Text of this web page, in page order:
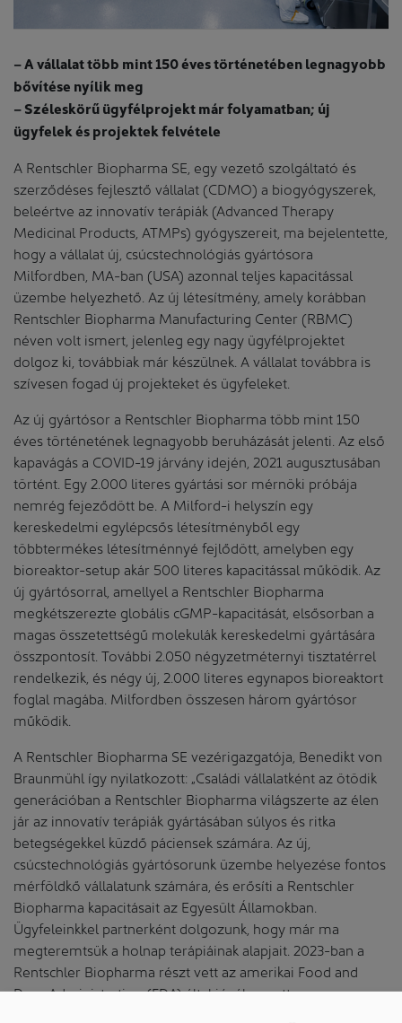
– A vállalat több mint 150 éves történetében legnagyobb
bővítése nyílik meg
– Széleskörű ügyfélprojekt már folyamatban; új
ügyfelek és projektek felvétele
A Rentschler Biopharma SE, egy vezető szolgáltató és
szerződéses fejlesztő vállalat (CDMO) a biogyógyszerek,
beleértve az innovatív terápiák (Advanced Therapy
Medicinal Products, ATMPs) gyógyszereit, ma bejelentette,
hogy a vállalat új, csúcstechnológiás gyártósora
Milfordben, MA-ban (USA) azonnal teljes kapacitással
üzembe helyezhető. Az új létesítmény, amely korábban
Rentschler Biopharma Manufacturing Center (RBMC)
néven volt ismert, jelenleg egy nagy ügyfélprojektet
dolgoz ki, továbbiak már készülnek. A vállalat továbbra is
szívesen fogad új projekteket és ügyfeleket.
Az új gyártósor a Rentschler Biopharma több mint 150
éves történetének legnagyobb beruházását jelenti. Az első
kapavágás a COVID-19 járvány idején, 2021 augusztusában
történt. Egy 2.000 literes gyártási sor mérnöki próbája
nemrég fejeződött be. A Milford-i helyszín egy
kereskedelmi egylépcsős létesítményből egy
többtermékes létesítménnyé fejlődött, amelyben egy
bioreaktor-setup akár 500 literes kapacitással működik. Az
új gyártósorral, amellyel a Rentschler Biopharma
megkétszerezte globális cGMP-kapacitását, elsősorban a
magas összetettségű molekulák kereskedelmi gyártására
összpontosít. További 2.050 négyzetméternyi tisztatérrel
rendelkezik, és négy új, 2.000 literes egynapos bioreaktort
foglal magába. Milfordben összesen három gyártósor
működik.
A Rentschler Biopharma SE vezérigazgatója, Benedikt von
Braunmühl így nyilatkozott: „Családi vállalatként az ötödik
generációban a Rentschler Biopharma világszerte az élen
jár az innovatív terápiák gyártásában súlyos és ritka
betegségekkel küzdő páciensek számára. Az új,
csúcstechnológiás gyártósorunk üzembe helyezése fontos
mérföldkő vállalatunk számára, és erősíti a Rentschler
Biopharma kapacitásait az Egyesült Államokban.
Ügyfeleinkkel partnerként dolgozunk, hogy már ma
megteremtsük a holnap terápiáinak alapjait. 2023-ban a
Rentschler Biopharma részt vett az amerikai Food and
Drug Administration (FDA) által jóváhagyott